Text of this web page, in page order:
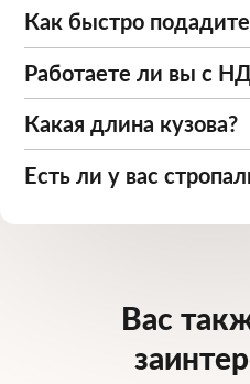
Как быстро
Работаете ли вы с
Какая длина кузова?
Есть ли у вас
Вас